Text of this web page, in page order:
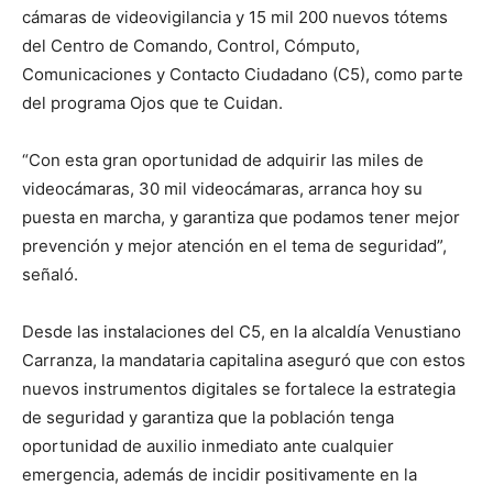
cámaras de videovigilancia y 15 mil 200 nuevos tótems
del Centro de Comando, Control, Cómputo,
Comunicaciones y Contacto Ciudadano (C5), como parte
del programa Ojos que te Cuidan.
“Con esta gran oportunidad de adquirir las miles de
videocámaras, 30 mil videocámaras, arranca hoy su
puesta en marcha, y garantiza que podamos tener mejor
prevención y mejor atención en el tema de seguridad”,
señaló.
Desde las instalaciones del C5, en la alcaldía Venustiano
Carranza, la mandataria capitalina aseguró que con estos
nuevos instrumentos digitales se fortalece la estrategia
de seguridad y garantiza que la población tenga
oportunidad de auxilio inmediato ante cualquier
emergencia, además de incidir positivamente en la